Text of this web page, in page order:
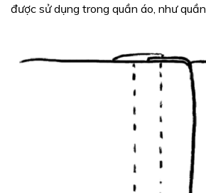
được sử dụng trong quần áo, như quần